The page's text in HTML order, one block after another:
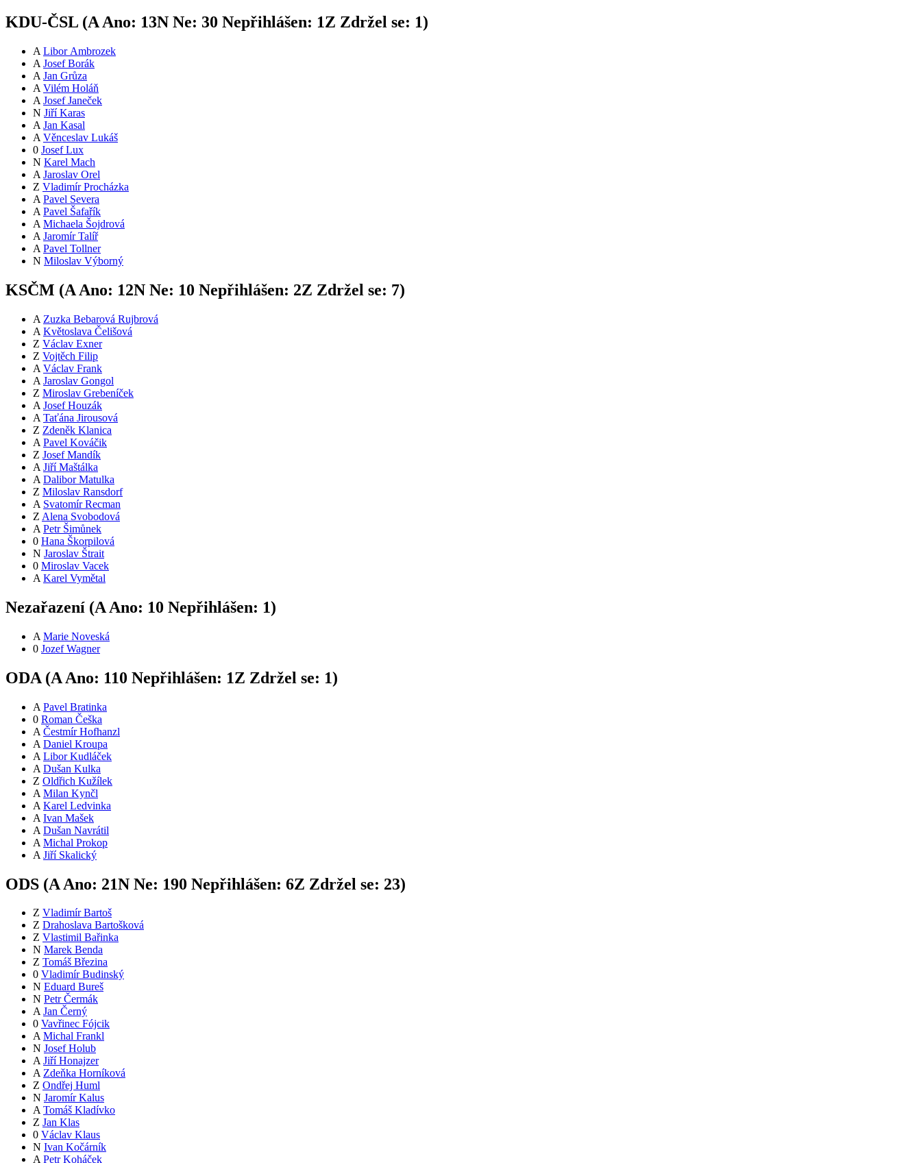
KDU-ČSL (AAno: 13N Ne: 30 Nepřihlášen: 1Z Zdržel se: 1)
A Libor Ambrozek
A Josef Borák
A Jan Grůza
A Vilém Holáň
A Josef Janeček
N Jiří Karas
A Jan Kasal
A Věnceslav Lukáš
0 Josef Lux
N Karel Mach
A Jaroslav Orel
Z Vladimír Procházka
A Pavel Severa
A Pavel Šafařík
A Michaela Šojdrová
A Jaromír Talíř
A Pavel Tollner
N Miloslav Výborný
KSČM (A Ano: 12N Ne: 10 Nepřihlášen: 2Z Zdržel se: 7)
A Zuzka Bebarová Rujbrová
A Květoslava Čelišová
Z Václav Exner
Z Vojtěch Filip
A Václav Frank
A Jaroslav Gongol
Z Miroslav Grebeníček
A Josef Houzák
A Taťána Jirousová
Z Zdeněk Klanica
A Pavel Kováčik
Z Josef Mandík
A Jiří Maštálka
A Dalibor Matulka
Z Miloslav Ransdorf
A Svatomír Recman
Z Alena Svobodová
A Petr Šimůnek
0 Hana Škorpilová
N Jaroslav Štrait
0 Miroslav Vacek
A Karel Vymětal
Nezařazení (A Ano: 10 Nepřihlášen: 1)
A Marie Noveská
0 Jozef Wagner
ODA (A Ano: 110 Nepřihlášen: 1Z Zdržel se: 1)
A Pavel Bratinka
0 Roman Češka
A Čestmír Hofhanzl
A Daniel Kroupa
A Libor Kudláček
A Dušan Kulka
Z Oldřich Kužílek
A Milan Kynčl
A Karel Ledvinka
A Ivan Mašek
A Dušan Navrátil
A Michal Prokop
A Jiří Skalický
ODS (A Ano: 21N Ne: 190 Nepřihlášen: 6Z Zdržel se: 23)
Z Vladimír Bartoš
Z Drahoslava Bartošková
Z Vlastimil Bařinka
N Marek Benda
Z Tomáš Březina
0 Vladimír Budinský
N Eduard Bureš
N Petr Čermák
A Jan Černý
0 Vavřinec Fójcik
A Michal Frankl
N Josef Holub
A Jiří Honajzer
A Zdeňka Horníková
Z Ondřej Huml
N Jaromír Kalus
A Tomáš Kladívko
Z Jan Klas
0 Václav Klaus
N Ivan Kočárník
A Petr Koháček